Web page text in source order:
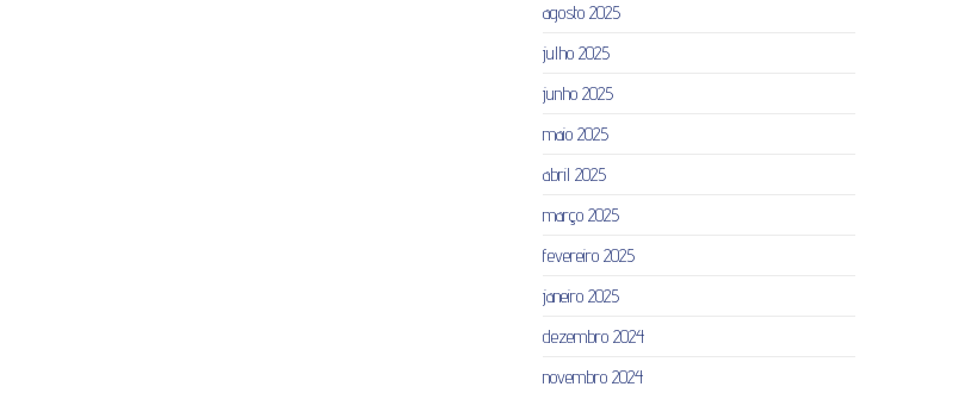
agosto 2025
julho 2025
junho 2025
maio 2025
abril 2025
março 2025
fevereiro 2025
janeiro 2025
dezembro 2024
novembro 2024